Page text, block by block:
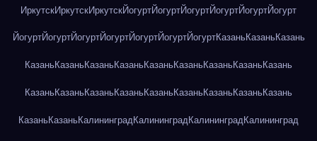
ИркутскИркутскИркутскЙогуртЙогуртЙогуртЙогуртЙогуртЙогурт
ЙогуртЙогуртЙогуртЙогуртЙогуртЙогуртЙогуртКазаньКазаньКазань
КазаньКазаньКазаньКазаньКазаньКазаньКазаньКазаньКазань
КазаньКазаньКазаньКазаньКазаньКазаньКазаньКазаньКазань
КазаньКазаньКалининградКалининградКалининградКалининград